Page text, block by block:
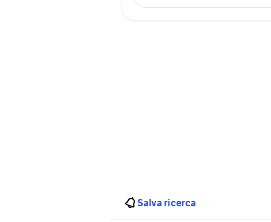
Salva ricerca